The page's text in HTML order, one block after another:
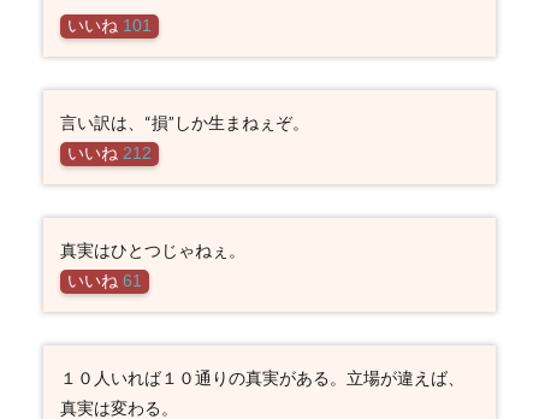
いいね 101
言い訳は、“損”しか生まねぇぞ。
いいね 212
真実はひとつじゃねぇ。
いいね 61
１０人いれば１０通りの真実がある。立場が違えば、
真実は変わる。